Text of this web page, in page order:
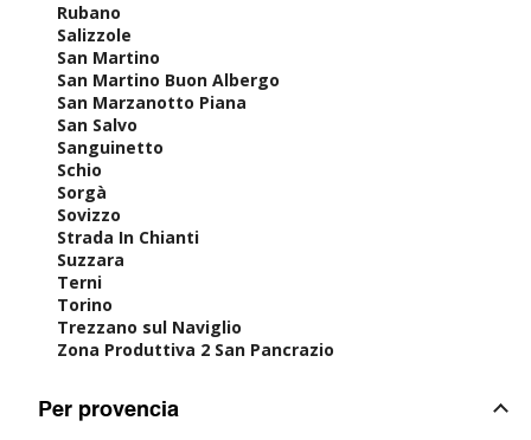
Rubano
Salizzole
San Martino
San Martino Buon Albergo
San Marzanotto Piana
San Salvo
Sanguinetto
Schio
Sorgà
Sovizzo
Strada In Chianti
Suzzara
Terni
Torino
Trezzano sul Naviglio
Zona Produttiva 2 San Pancrazio
Per provencia